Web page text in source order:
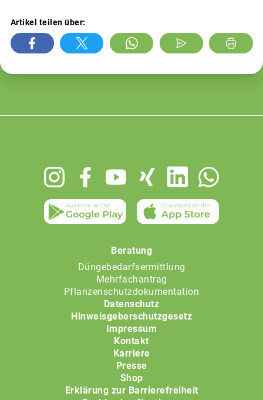
Artikel teilen über:
Beratung
Düngebedarfsermittlung
Mehrfachantrag
Pflanzenschutzdokumentation
Datenschutz
Hinweisgeberschutzgesetz
Impressum
Kontakt
Karriere
Presse
Shop
Erklärung zur Barrierefreiheit